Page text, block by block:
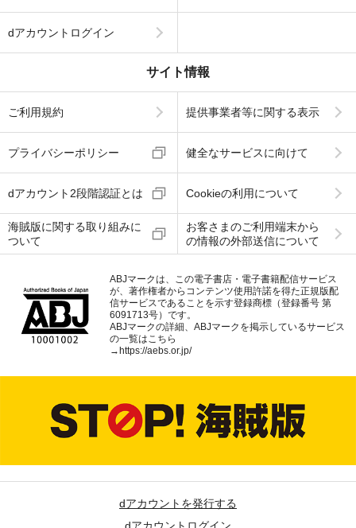
dアカウントログイン
サイト情報
ご利用規約 提供事業者等に関する表示
プライバシーポリシー 健全なサービスに向けて
dアカウント2段階認証とは Cookieの利用について
海賊版に関する取り組みに
ついて
お客さまのご利用端末から
の情報の外部送信について
ABJマークは、この電子書店・電子書籍配信サービス
が、著作権者からコンテンツ使用許諾を得た正規版配
信サービスであることを示す登録商標（登録番号 第
6091713号）です。
ABJマークの詳細、ABJマークを掲示しているサービス
の一覧はこちら
→ https://aebs.or.jp/
dアカウントを発行する